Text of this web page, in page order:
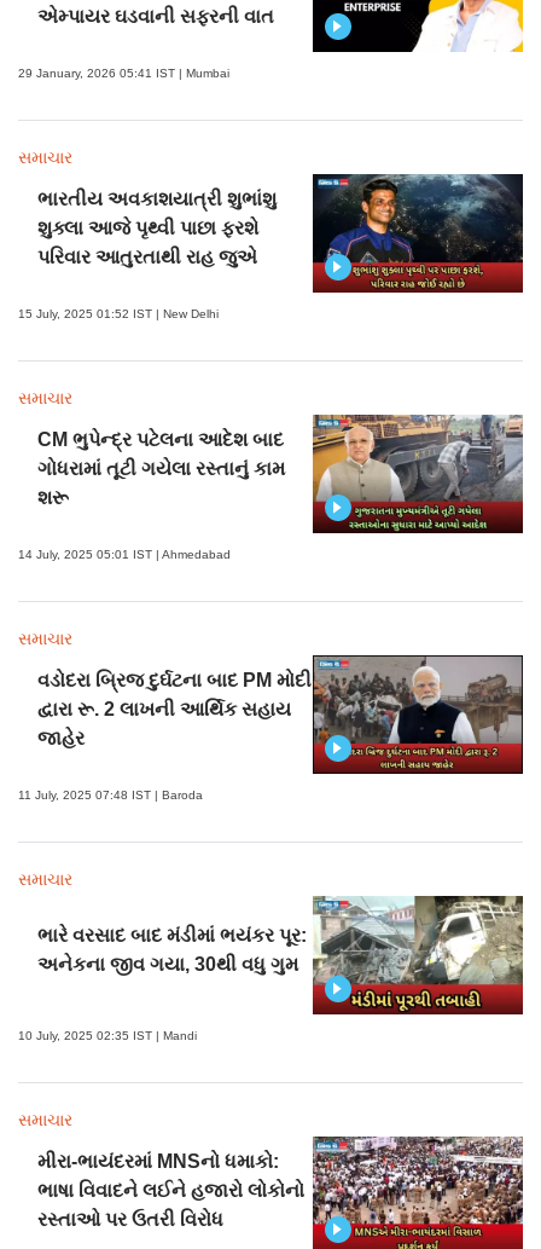
એમ્પાયર ઘડવાની સફરની વાત
29 January, 2026 05:41 IST | Mumbai
સમાચાર
ભારતીય અવકાશયાત્રી શુભાંશુ
શુક્લા આજે પૃથ્વી પાછા ફરશે
પરિવાર આતુરતાથી રાહ જુએ
15 July, 2025 01:52 IST | New Delhi
સમાચાર
CM ભુપેન્દ્ર પટેલના આદેશ બાદ
ગોધરામાં તૂટી ગયેલા રસ્તાનું કામ
શરૂ
14 July, 2025 05:01 IST | Ahmedabad
સમાચાર
વડોદરા બ્રિજ દુર્ઘટના બાદ PM મોદી
દ્વારા રૂ. 2 લાખની આર્થિક સહાય
જાહેર
11 July, 2025 07:48 IST | Baroda
સમાચાર
ભારે વરસાદ બાદ મંડીમાં ભયંકર પૂર:
અનેકના જીવ ગયા, 30થી વધુ ગુમ
10 July, 2025 02:35 IST | Mandi
સમાચાર
મીરા-ભાયંદરમાં MNSનો ધમાકો:
ભાષા વિવાદને લઈને હજારો લોકોનો
રસ્તાઓ પર ઉતરી વિરોધ